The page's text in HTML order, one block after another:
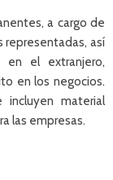
a cargo de
representadas, así
en el extranjero,
en los negocios.
material
las empresas.